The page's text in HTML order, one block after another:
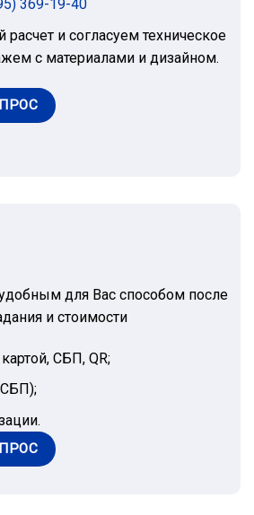
369-19-40
и согласуем техническое
с материалами и дизайном.
для Вас способом после
и стоимости
СБП, QR;
СБП);